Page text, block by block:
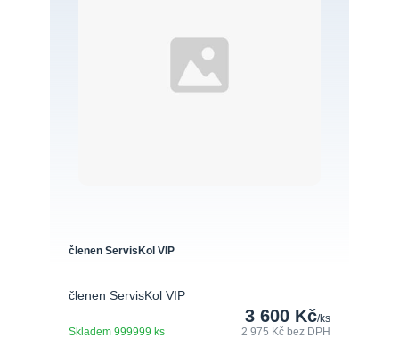
členen ServisKol VIP
členen ServisKol VIP
3 600 Kč/ks
2 975 Kč bez DPH
Skladem 999999 ks